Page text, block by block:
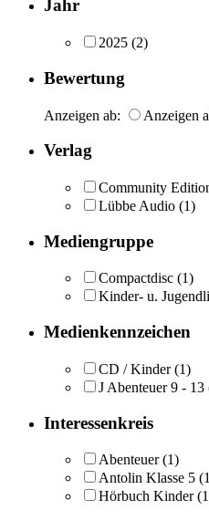
Jahr
2025 (2)
Bewertung
Anzeigen ab: Anzeigen
Verlag
Community
Lübbe Audio (1)
Mediengruppe
Compactdisc (1)
Kinder- u.
Medienkennzeichen
CD / Kinder (1)
J Abenteuer 9 - 13
Interessenkreis
Abenteuer (1)
Antolin Klasse 5
Hörbuch Kinder